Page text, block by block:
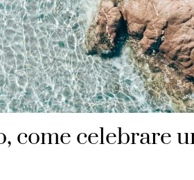
come celebrare